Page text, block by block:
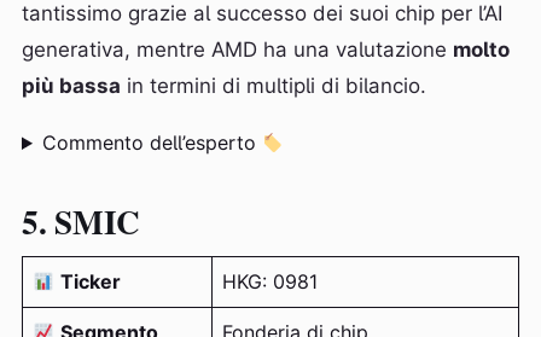
tantissimo grazie al successo dei suoi chip per l’AI
generativa, mentre AMD ha una valutazione molto
più bassa in termini di multipli di bilancio.
Commento dell’esperto
5. SMIC
Ticker HKG: 0981
Segmento Fonderia di chip